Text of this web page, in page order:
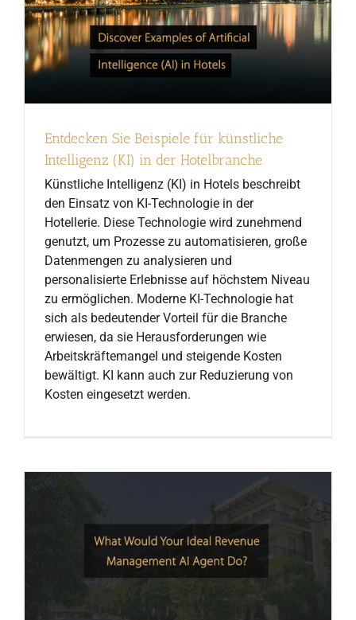
Entdecken Sie Beispiele für künstliche
Intelligenz (KI) in der Hotelbranche
Künstliche Intelligenz (KI) in Hotels beschreibt
den Einsatz von KI-Technologie in der
Hotellerie. Diese Technologie wird zunehmend
genutzt, um Prozesse zu automatisieren, große
Datenmengen zu analysieren und
personalisierte Erlebnisse auf höchstem Niveau
zu ermöglichen. Moderne KI-Technologie hat
sich als bedeutender Vorteil für die Branche
erwiesen, da sie Herausforderungen wie
Arbeitskräftemangel und steigende Kosten
bewältigt. KI kann auch zur Reduzierung von
Kosten eingesetzt werden.